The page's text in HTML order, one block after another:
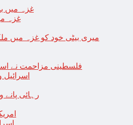
غزہ میں
غزہ
میری بیٹی خود کو غزہ میں
فلسطینی مزاحمت نے
اسرائیل و حماس جنگ
رہائی